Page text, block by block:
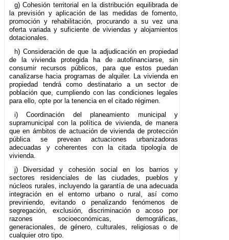
g) Cohesión territorial en la distribución equilibrada de
la previsión y aplicación de las medidas de fomento,
promoción y rehabilitación, procurando a su vez una
oferta variada y suficiente de viviendas y alojamientos
dotacionales.
h) Consideración de que la adjudicación en propiedad
de la vivienda protegida ha de autofinanciarse, sin
consumir recursos públicos, para que estos puedan
canalizarse hacia programas de alquiler. La vivienda en
propiedad tendrá como destinatario a un sector de
población que, cumpliendo con las condiciones legales
para ello, opte por la tenencia en el citado régimen.
i) Coordinación del planeamiento municipal y
supramunicipal con la política de vivienda, de manera
que en ámbitos de actuación de vivienda de protección
pública se prevean actuaciones urbanizadoras
adecuadas y coherentes con la citada tipología de
vivienda.
j) Diversidad y cohesión social en los barrios y
sectores residenciales de las ciudades, pueblos y
núcleos rurales, incluyendo la garantía de una adecuada
integración en el entorno urbano o rural, así como
previniendo, evitando o penalizando fenómenos de
segregación, exclusión, discriminación o acoso por
razones socioeconómicas, demográficas,
generacionales, de género, culturales, religiosas o de
cualquier otro tipo.